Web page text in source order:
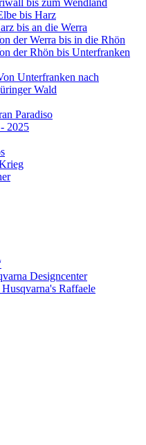
bis zum Wendland
bis Harz
bis an die Werra
der Werra bis in die Rhön
der Rhön bis Unterfranken
Unterfranken nach
Wald
Paradiso
2025
Designcenter
Raffaele